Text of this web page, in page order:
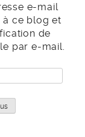
e-mail
ce blog et
de
par e-mail.